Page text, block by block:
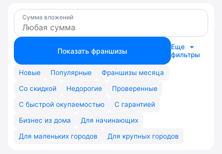
Сумма вложений
Показать франшизы
Еще
фильтры
Новые Популярные
Франшизы месяца
Со скидкой
Недорогие
Проверенные
С быстрой окупаемостью
С гарантией
Бизнес из дома
Для начинающих
Для маленьких городов
Для крупных городов